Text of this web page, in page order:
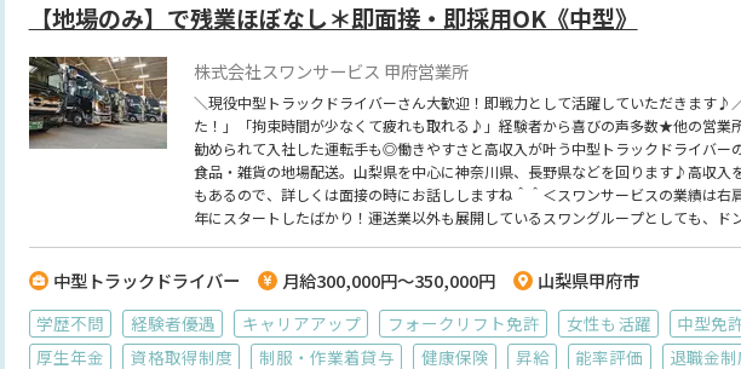
【地場のみ】で残業ほぼなし＊即面接・即採用OK《中型》
株式会社スワンサービス 甲府営業所
＼現役中型トラックドライバーさん大歓迎！即戦力として活躍していただきます♪
た！」「拘束時間が少なくて疲れも取れる♪」経験者から喜びの声多数★他の営業
勧められて入社した運転手も◎働きやすさと高収入が叶う中型トラックドライバー
食品・雑貨の地場配送。山梨県を中心に神奈川県、長野県などを回ります♪高収入
もあるので、詳しくは面接の時にお話ししますね＾＾＜スワンサービスの業績は右
年にスタートしたばかり！運送業以外も展開しているスワングループとしても、ド
中型トラックドライバー 月給300,000円～350,000円 山梨県甲府市
学歴不問 経験者優遇 キャリアアップ フォークリフト免許 女性も活躍 中型免
厚生年金
資格取得制度 制服・作業着貸与 健康保険 昇給 能率評価 退職金制